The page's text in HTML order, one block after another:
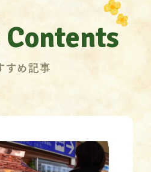
すめ記事